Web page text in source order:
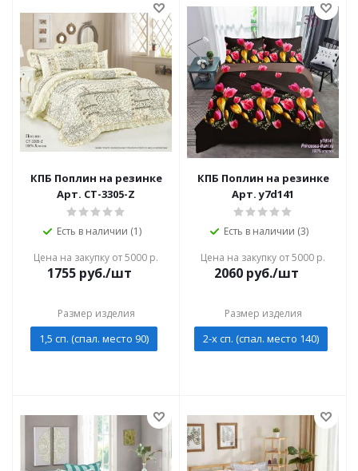
КПБ Поплин на резинке
Арт. CT-3305-Z
Есть в наличии (1)
Цена на закупку от 5000 р.
1755 руб./шт
Размер изделия
1,5 сп. (спал. место 90)
КПБ Поплин на резинке
Арт. y7d141
Есть в наличии (3)
Цена на закупку от 5000 р.
2060 руб./шт
Размер изделия
2-х сп. (спал. место 140)